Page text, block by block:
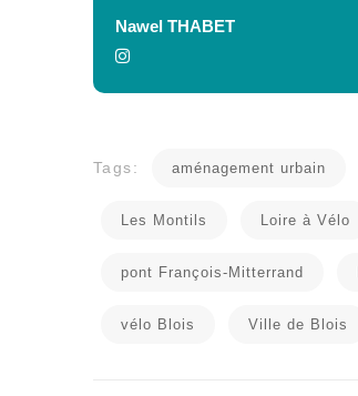
Nawel THABET
Tags: aménagement urbain
Les Montils Loire à Vélo
pont François-Mitterrand
vélo Blois Ville de Blois